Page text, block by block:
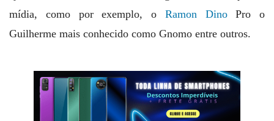
mídia, como por exemplo, o Ramon DinoPro o
Guilherme mais conhecido como Gnomo entre outros.